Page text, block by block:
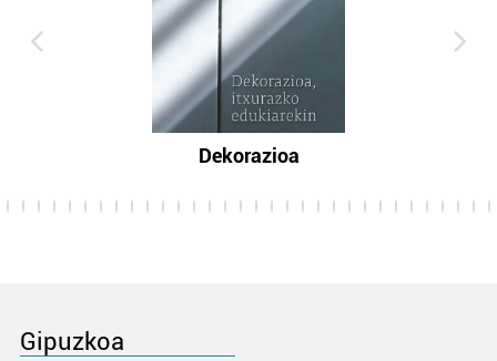
Dekorazioa
Gipuzkoa